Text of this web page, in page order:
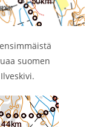
suomen